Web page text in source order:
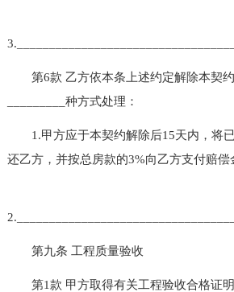
第6款 乙方依本条上述约定解除本契约
_________种方式处理：
1.甲方应于本契约解除后15天内，将已
还乙方，并按总房款的3%向乙方支付赔偿
第九条 工程质量验收
第1款 甲方取得有关工程验收合格证明